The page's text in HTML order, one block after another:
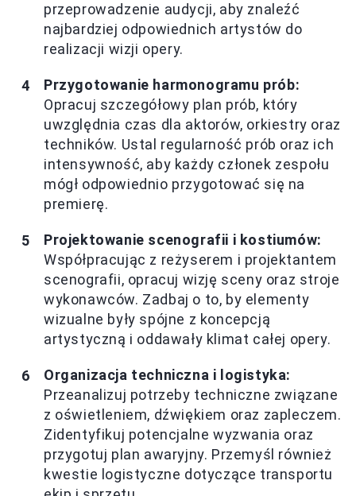
przeprowadzenie audycji, aby znaleźć
najbardziej odpowiednich artystów do
realizacji wizji opery.
Przygotowanie harmonogramu prób:
Opracuj szczegółowy plan prób, który
uwzględnia czas dla aktorów, orkiestry oraz
techników. Ustal regularność prób oraz ich
intensywność, aby każdy członek zespołu
mógł odpowiednio przygotować się na
premierę.
Projektowanie scenografii i kostiumów:
Współpracując z reżyserem i projektantem
scenografii, opracuj wizję sceny oraz stroje
wykonawców. Zadbaj o to, by elementy
wizualne były spójne z koncepcją
artystyczną i oddawały klimat całej opery.
Organizacja techniczna i logistyka:
Przeanalizuj potrzeby techniczne związane
z oświetleniem, dźwiękiem oraz zapleczem.
Zidentyfikuj potencjalne wyzwania oraz
przygotuj plan awaryjny. Przemyśl również
kwestie logistyczne dotyczące transportu